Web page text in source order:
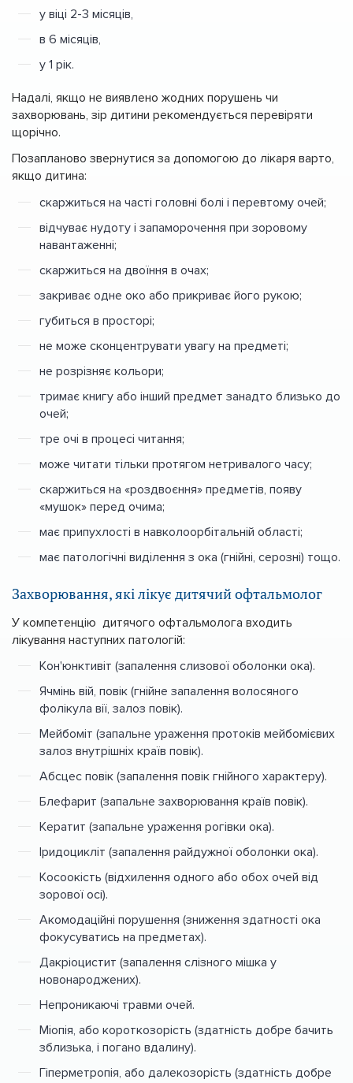
у віці 2-3 місяців,
в 6 місяців,
у 1 рік.
Надалі, якщо не виявлено жодних порушень чи
захворювань, зір дитини рекомендується перевіряти
щорічно.
Позапланово звернутися за допомогою до лікаря варто,
якщо дитина:
скаржиться на часті головні болі і перевтому очей;
відчуває нудоту і запаморочення при зоровому
навантаженні;
скаржиться на двоїння в очах;
закриває одне око або прикриває його рукою;
губиться в просторі;
не може сконцентрувати увагу на предметі;
не розрізняє кольори;
тримає книгу або інший предмет занадто близько до
очей;
тре очі в процесі читання;
може читати тільки протягом нетривалого часу;
скаржиться на «роздвоєння» предметів, появу
«мушок» перед очима;
має припухлості в навколоорбітальній області;
має патологічні виділення з ока (гнійні, серозні) тощо.
Захворювання, які лікує дитячий офтальмолог
У компетенцію дитячого офтальмолога входить
лікування наступних патологій:
Кон'юнктивіт (запалення слизової оболонки ока).
Ячмінь вій, повік (гнійне запалення волосяного
фолікула вії, залоз повік).
Мейбоміт (запальне ураження протоків мейбомієвих
залоз внутрішніх країв повік).
Абсцес повік (запалення повік гнійного характеру).
Блефарит (запальне захворювання країв повік).
Кератит (запальне ураження рогівки ока).
Іридоцикліт (запалення райдужної оболонки ока).
Косоокість (відхилення одного або обох очей від
зорової осі).
Акомодаційні порушення (зниження здатності ока
фокусуватись на предметах).
Дакріоцистит (запалення слізного мішка у
новонароджених).
Непроникаючі травми очей.
Міопія, або короткозорість (здатність добре бачить
зблизька, і погано вдалину).
Гіперметропія, або далекозорість (здатність добре